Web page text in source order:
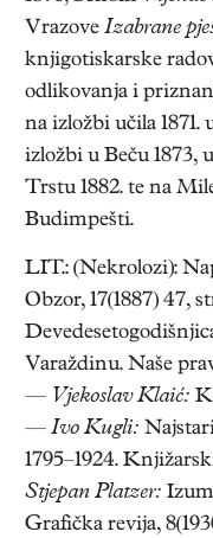
Vrazove Izabrane
knjigotiskarske
odlikovanja i
na izložbi učila
izložbi u Beču 1873,
Trstu 1882. te na
Budimpešti.
LIT.: (Nekrolozi):
Obzor, 17(1887) 47,
Varaždinu. Naše
— Vjekoslav Klaić:
— Ivo Kugli:
1795–1924.
Stjepan Platzer:
Grafička revija,